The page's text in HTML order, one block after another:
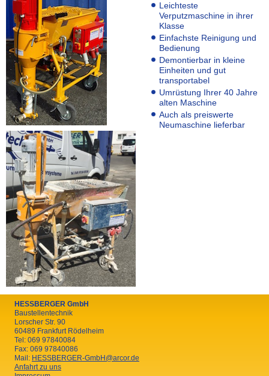
Leichteste
Verputzmaschine in ihrer
Klasse
Einfachste Reinigung und
Bedienung
Demontierbar in kleine
Einheiten und gut
transportabel
Umrüstung Ihrer 40 Jahre
alten Maschine
Auch als preiswerte
Neumaschine lieferbar
HESSBERGER GmbH
Baustellentechnik
Lorscher Str. 90
60489 Frankfurt Rödelheim
Tel: 069 97840084
Fax: 069 97840086
Mail: HESSBERGER-GmbH@arcor.de
Anfahrt zu uns